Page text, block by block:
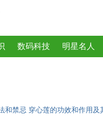
数码科技 明星名人
和禁忌 穿心莲的功效和作用及